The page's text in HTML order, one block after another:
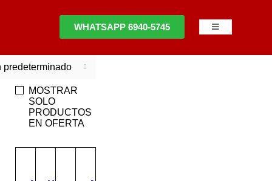
WHATSAPP 6940-5745
predeterminado
MOSTRAR
SOLO
PRODUCTOS
EN OFERTA